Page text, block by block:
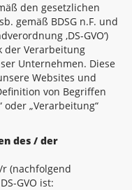
den gesetzlichen
gemäß BDSG n.F. und
‚DS-GVO‘)
der Verarbeitung
Unternehmen. Diese
Websites und
von Begriffen
oder „Verarbeitung“
des / der
GVO ist: